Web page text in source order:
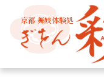
京都 舞妓体験処